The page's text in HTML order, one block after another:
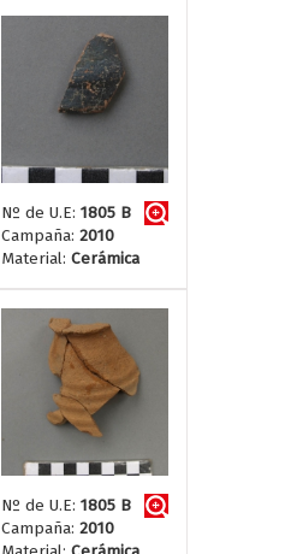
Nº de U.E: 1805 B
Campaña: 2010
Material: Cerámica
Nº de U.E: 1805 B
Campaña: 2010